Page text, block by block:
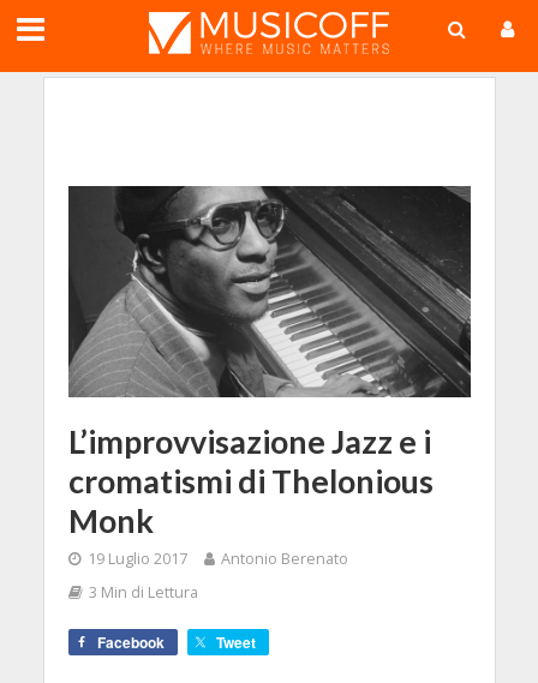
L’improvvisazione Jazz e i
cromatismi di Thelonious
Monk
19 Luglio 2017
Antonio Berenato
3 Min di Lettura
Facebook Tweet